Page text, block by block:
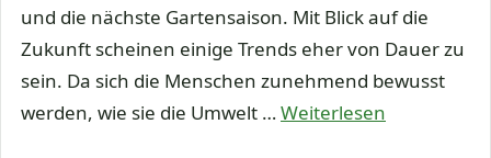
und die nächste Gartensaison. Mit Blick auf die
Zukunft scheinen einige Trends eher von Dauer zu
sein. Da sich die Menschen zunehmend bewusst
werden, wie sie die Umwelt …Weiterlesen